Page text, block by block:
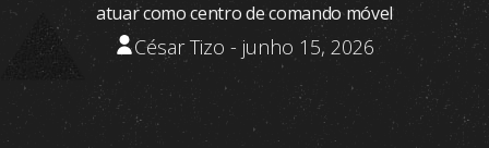
atuar como centro de comando móvel
César Tizo - junho 15, 2026